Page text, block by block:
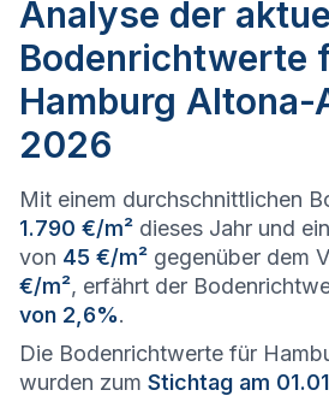
Analyse der
Bodenrichtwerte
Hamburg
2026
Mit einem durchschnittlichen
1.790 €/m² dieses Jahr und
von 45 €/m² gegenüber dem
€/m², erfährt der
von 2,6%.
Die Bodenrichtwerte für
wurden zum Stichtag am